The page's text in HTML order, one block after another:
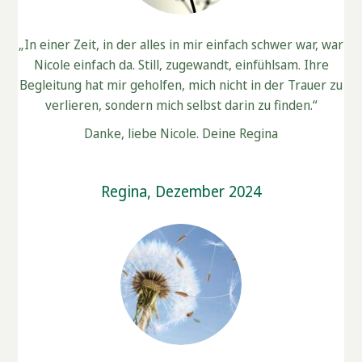
„In einer Zeit, in der alles in mir einfach schwer war, war
Nicole einfach da. Still, zugewandt, einfühlsam. Ihre
Begleitung hat mir geholfen, mich nicht in der Trauer zu
verlieren, sondern mich selbst darin zu finden.“
Danke, liebe Nicole. Deine Regina
Regina, Dezember 2024